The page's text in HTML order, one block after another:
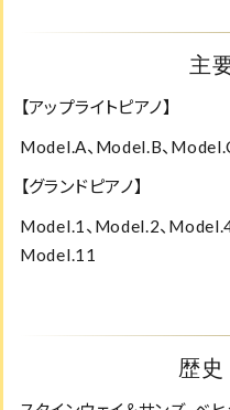
主
【アップライトピアノ】
Model.A、Model.B、
【グランドピアノ】
Model.1、Model.2、
Model.11
歴史